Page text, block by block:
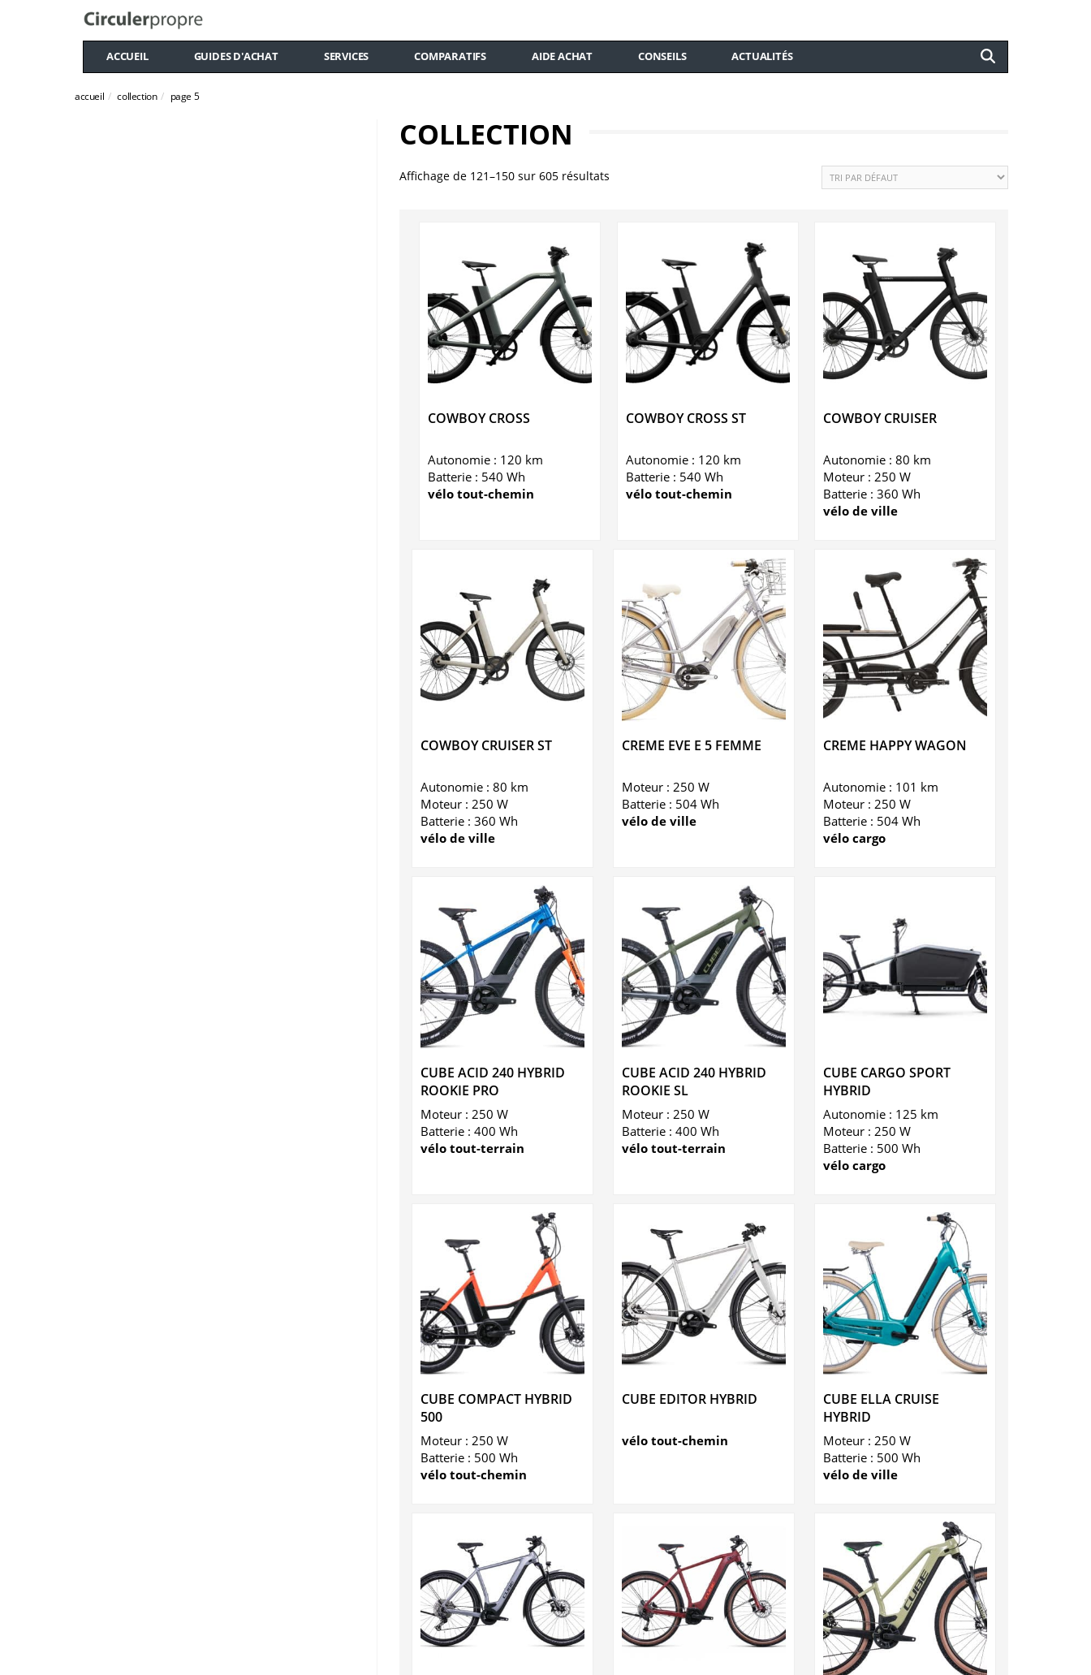
ACCUEIL GUIDES D'ACHAT SERVICES COMPARATIFS AIDE ACHAT CONSEILS ACTUALITÉS
accueil collection page 5
COLLECTION
Affichage de 121–150 sur 605 résultats
COWBOY CROSS
Autonomie : 120 km
Batterie : 540 Wh
vélo tout-chemin
COWBOY CROSS ST
Autonomie : 120 km
Batterie : 540 Wh
vélo tout-chemin
COWBOY CRUISER
Autonomie : 80 km
Moteur : 250 W
Batterie : 360 Wh
vélo de ville
COWBOY CRUISER ST
Autonomie : 80 km
Moteur : 250 W
Batterie : 360 Wh
vélo de ville
CREME EVE E 5 FEMME
Moteur : 250 W
Batterie : 504 Wh
vélo de ville
CREME HAPPY WAGON
Autonomie : 101 km
Moteur : 250 W
Batterie : 504 Wh
vélo cargo
CUBE ACID 240 HYBRID
ROOKIE PRO
Moteur : 250 W
Batterie : 400 Wh
vélo tout-terrain
CUBE ACID 240 HYBRID
ROOKIE SL
Moteur : 250 W
Batterie : 400 Wh
vélo tout-terrain
CUBE CARGO SPORT
HYBRID
Autonomie : 125 km
Moteur : 250 W
Batterie : 500 Wh
vélo cargo
CUBE COMPACT HYBRID
500
Moteur : 250 W
Batterie : 500 Wh
vélo tout-chemin
CUBE EDITOR HYBRID
vélo tout-chemin
CUBE ELLA CRUISE
HYBRID
Moteur : 250 W
Batterie : 500 Wh
vélo de ville